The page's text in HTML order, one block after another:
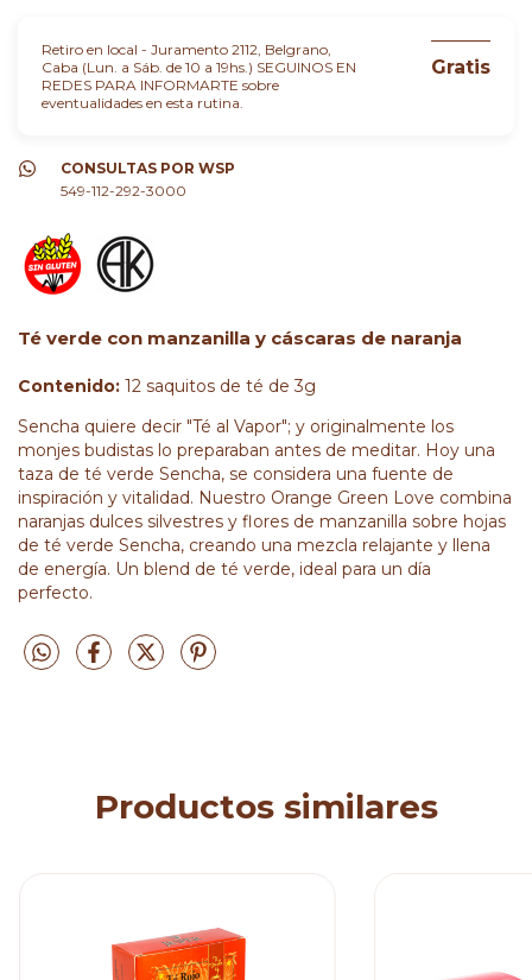
Retiro en local - Juramento 2112, Belgrano,
Caba (Lun. a Sáb. de 10 a 19hs.) SEGUINOS EN
REDES PARA INFORMARTE sobre
eventualidades en esta rutina.
Gratis
CONSULTAS POR WSP
549-112-292-3000
Té verde con manzanilla y cáscaras de naranja
Contenido: 12 saquitos de té de 3g
Sencha quiere decir "Té al Vapor"; y originalmente los
monjes budistas lo preparaban antes de meditar. Hoy una
taza de té verde Sencha, se considera una fuente de
inspiración y vitalidad. Nuestro Orange Green Love combina
naranjas dulces silvestres y flores de manzanilla sobre hojas
de té verde Sencha, creando una mezcla relajante y llena
de energía. Un blend de té verde, ideal para un día
perfecto.
Productos similares